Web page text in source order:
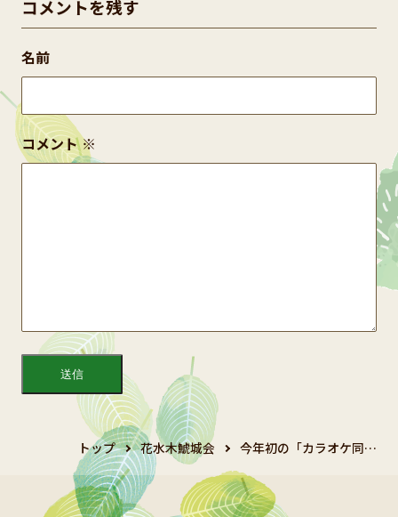
コメントを残す
コメント※
名前
トップ 花水木鯱城会 今年初の「カラオケ同…